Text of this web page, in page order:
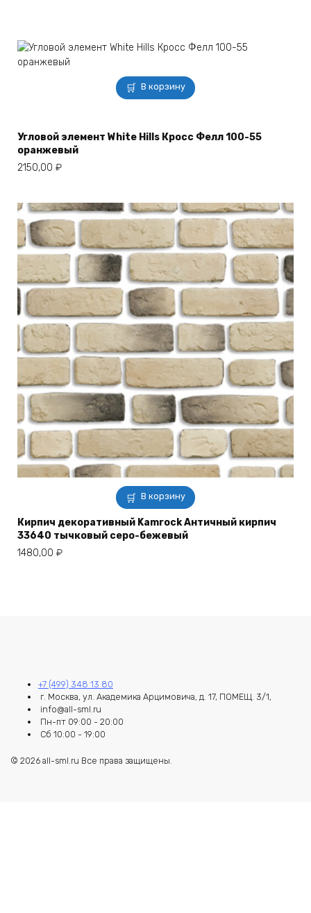
В корзину
Угловой элемент White Hills Кросс Фелл 100-55
оранжевый
2150,00 ₽
В корзину
Кирпич декоративный Kamrock Античный кирпич
33640 тычковый серо-бежевый
1480,00 ₽
+7 (499) 348 13 80
г. Москва, ул. Академика Арцимовича, д. 17, ПОМЕЩ. 3/1,
info@all-sml.ru
Пн-пт 09:00 - 20:00
Сб 10:00 - 19:00
© 2026 all-sml.ru Все права защищены.